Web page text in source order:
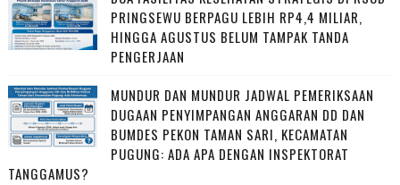
PRINGSEWU BERPAGU LEBIH RP4,4 MILIAR,
HINGGA AGUSTUS BELUM TAMPAK TANDA
PENGERJAAN
MUNDUR DAN MUNDUR JADWAL PEMERIKSAAN
DUGAAN PENYIMPANGAN ANGGARAN DD DAN
BUMDES PEKON TAMAN SARI, KECAMATAN
PUGUNG: ADA APA DENGAN INSPEKTORAT
TANGGAMUS?